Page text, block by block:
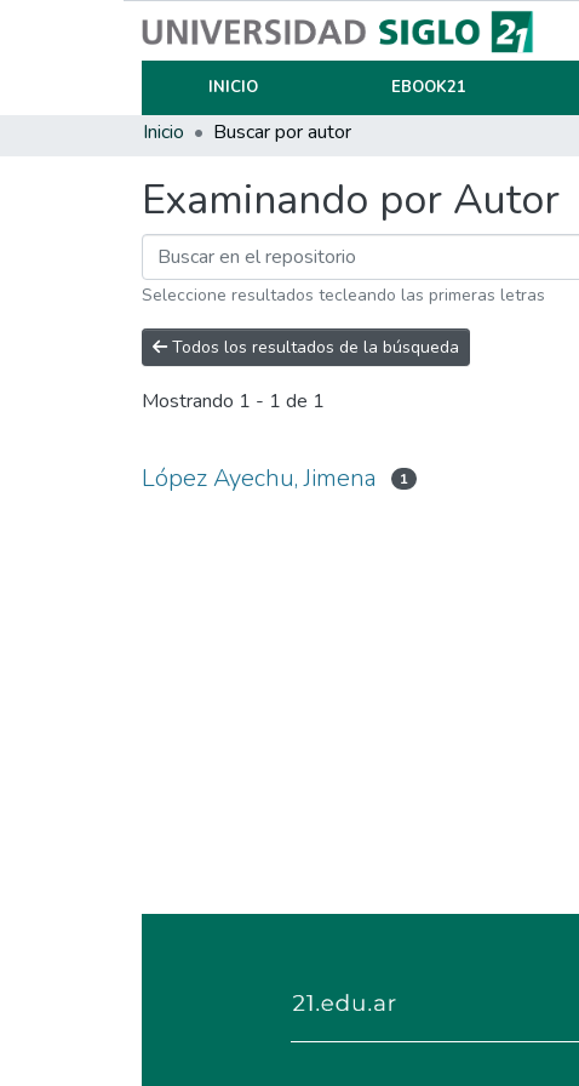
INICIO EBOOK21
Inicio Buscar por autor
Examinando por Autor
Seleccione resultados tecleando las primeras letras
Todos los resultados de la búsqueda
Mostrando 1 - 1 de 1
López Ayechu, Jimena 1